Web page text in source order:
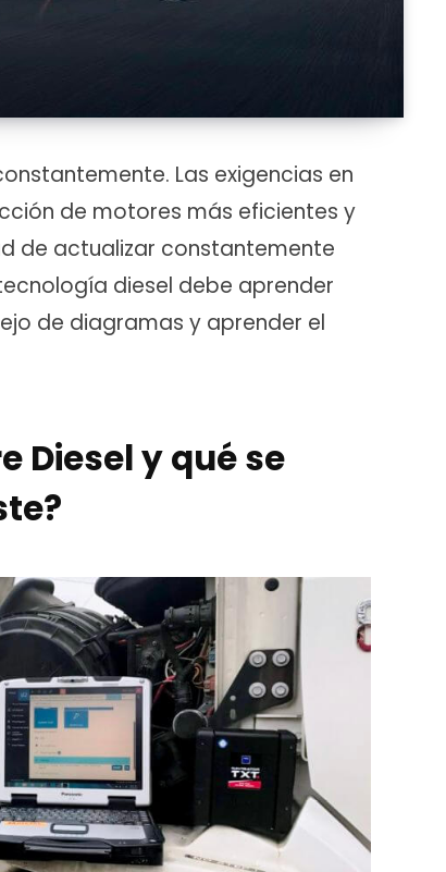
Las exigencias en
de motores más eficientes y
de actualizar constantemente
diesel debe aprender
de diagramas y aprender el
Diesel y qué se